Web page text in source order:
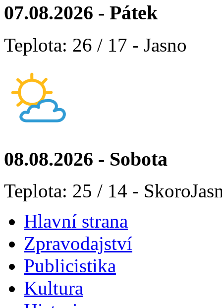
07.08.2026 - Pátek
Teplota: 26 / 17 - Jasno
08.08.2026 - Sobota
Teplota: 25 / 14 -
Hlavní strana
Zpravodajství
Publicistika
Kultura